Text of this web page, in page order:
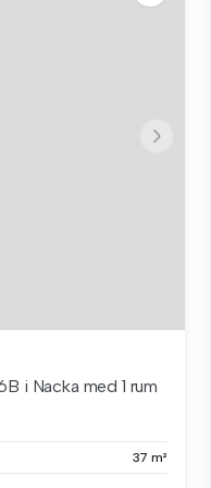
i Nacka med 1 rum
37 m²